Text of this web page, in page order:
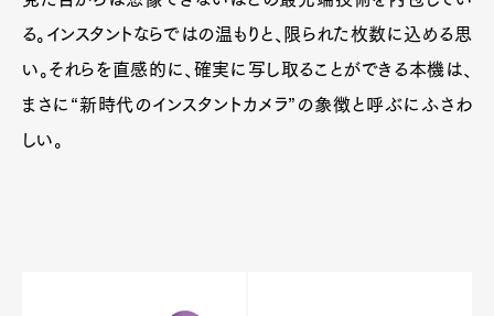
る。インスタントならではの温もりと、限られた枚数に込める思
い。それらを直感的に、確実に写し取ることができる本機は、
まさに“新時代のインスタントカメラ”の象徴と呼ぶにふさわ
しい。